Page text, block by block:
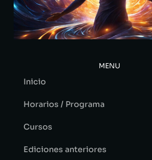
MENU
Inicio
Horarios / Programa
Cursos
Ediciones anteriores